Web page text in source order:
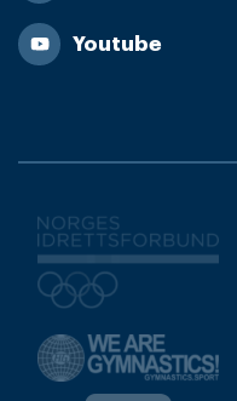
Youtube